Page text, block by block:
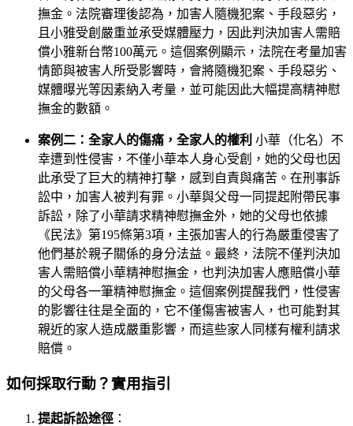
撫金。法院審理後認為，加害人隨機犯案、手段惡劣，
且小雅受創嚴重並承受媒體壓力，因此判決加害人需賠
償小雅新台幣100萬元。這個案例顯示，法院在考量加害
情節與被害人所受影響時，會將隨機犯案、手段惡劣、
媒體曝光等因素納入考量，並可能因此大幅提高精神慰
撫金的數額。
案例二：全家人的傷痛，全家人的權利 小華（化名）不
幸遭到性侵害，不僅小華本人身心受創，她的父母也因
此承受了巨大的精神打擊，感到自責與痛苦。在刑事訴
訟中，加害人被判有罪。小華與父母一同提起附帶民事
訴訟，除了小華請求精神慰撫金外，她的父母也依據
《民法》第195條第3項，主張加害人的行為嚴重侵害了
他們基於親子關係的身分法益。最終，法院不僅判決加
害人需賠償小華精神慰撫金，也判決加害人應賠償小華
的父母各一筆精神慰撫金。這個案例提醒我們，性侵害
的影響往往是全面的，它不僅傷害被害人，也可能對其
親近的家人造成嚴重影響，而這些家人同樣有權利請求
賠償。
如何採取行動？實用指引
提起訴訟途徑 ：